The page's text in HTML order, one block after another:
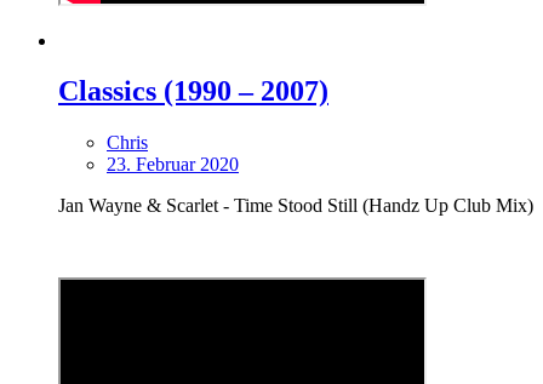
Classics (1990 – 2007)
Chris
23. Februar 2020
Jan Wayne & Scarlet - Time Stood Still (Handz Up Club Mix)